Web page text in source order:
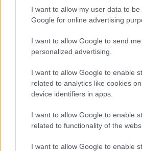
I want to allow my user data to be
Google for online advertising
I want to allow Google to send me
personalized advertising.
I want to allow Google to enable
related to analytics like cookies
device identifiers in apps.
I want to allow Google to enable
related to functionality of the
I want to allow Google to enable
07/08/2026
«Αντίο» με ήττα για τις διεθνείς
Το πάλεψε μέχρι τέλους η Εθνική
στην Ιταλία Β’
06/08/2026
Η FIVB σχεδιάζει να διοργανώσει